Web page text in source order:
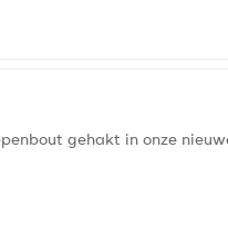
gehakt in onze